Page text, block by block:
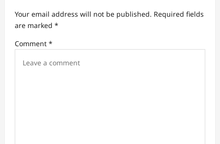
g
t
Your email address will not be published. Required fields
are marked *
Comment *